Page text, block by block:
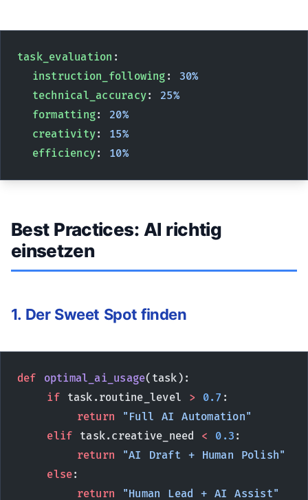
task_evaluation :
  instruction_following
: 30%
  technical_accuracy
: 25%
  formatting
: 20%
  creativity
: 15%
  efficiency
: 10%
Best Practices: AI richtig
einsetzen
1. Der Sweet Spot finden
def optimal_ai_usage(task):
    if
task.routine_level > 0.7 :
        return
"Full AI Automation"
    elif
task.creative_need < 0.3 :
        return
"AI Draft + Human Polish"
    else
:
        return
"Human Lead + AI Assist"